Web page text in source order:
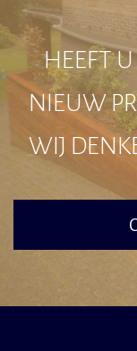
HEEFT
NIEUW
WIJ